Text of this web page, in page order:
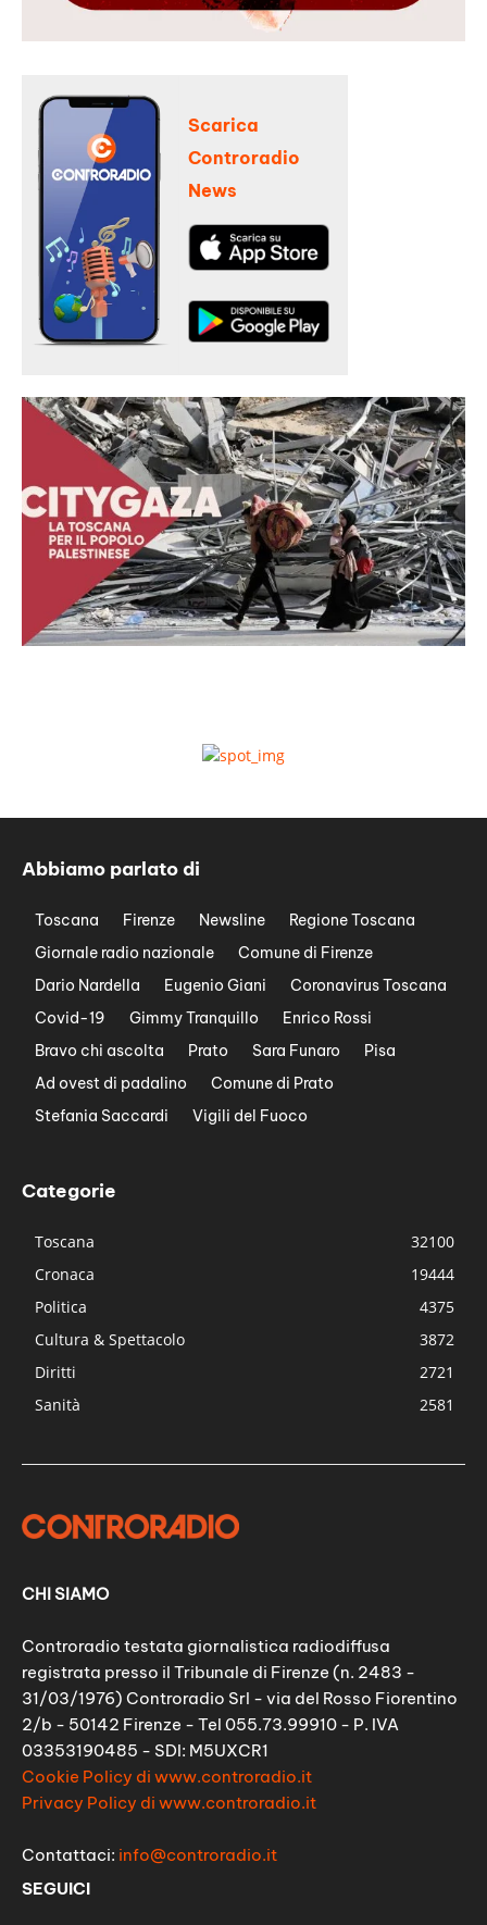
Scarica
Controradio
News
Abbiamo parlato di
Toscana Firenze Newsline
Regione Toscana
Giornale radio nazionale
Comune di Firenze
Dario Nardella
Eugenio Giani
Coronavirus Toscana
Covid-19
Gimmy Tranquillo
Enrico Rossi
Bravo chi ascolta
Prato Sara Funaro
Pisa
Ad ovest di padalino
Comune di Prato
Stefania Saccardi
Vigili del Fuoco
Categorie
Toscana
32100
Cronaca
19444
Politica
4375
Cultura & Spettacolo
3872
Diritti
2721
Sanità
2581
CHI SIAMO
Controradio testata giornalistica radiodiffusa
registrata presso il Tribunale di Firenze (n. 2483 -
31/03/1976) Controradio Srl - via del Rosso Fiorentino
2/b - 50142 Firenze - Tel 055.73.99910 - P. IVA
03353190485 - SDI: M5UXCR1
Cookie Policy di www.controradio.it
Privacy Policy di www.controradio.it
Contattaci: info@controradio.it
SEGUICI